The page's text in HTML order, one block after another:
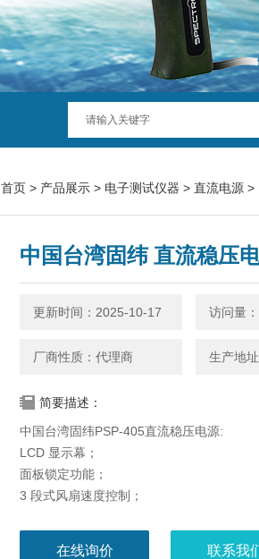
首页 > 产品展示 > 电子测试仪器 > 直流电源 >
中国台湾固纬 直流稳压
更新时间：2025-10-17 访问量
厂商性质：代理商 生产地
简要描述：
中国台湾固纬PSP-405直流稳压电源:
LCD 显示幕；
面板锁定功能；
3 段式风扇速度控制；
在线询价 联系我